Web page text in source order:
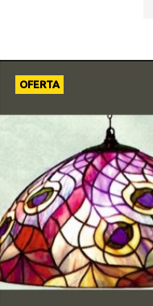
OFERTA